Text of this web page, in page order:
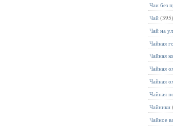
Чаи без
Чай (395)
Чай на
Чайная
Чайная
Чайная
Чайная
Чайная
Чайники
Чайное